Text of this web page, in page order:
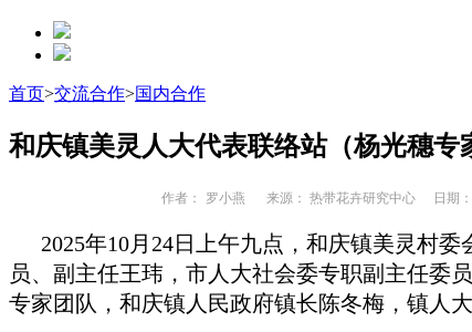
首页>交流合作>国内合作
和庆镇美灵人大代表联络站（杨光穗
作者： 罗小燕 来源： 热带花卉研究中心 日期：
2025年10月24日上午九点，和庆镇美灵村
员、副主任王玮，市人大社会委专职副主任委
专家团队，和庆镇人民政府镇长陈冬梅，镇人